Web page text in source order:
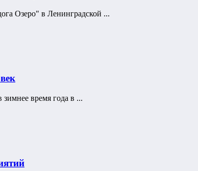
Озеро" в Ленинградской ...
время года в ...